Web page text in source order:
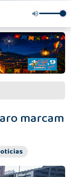
marcam